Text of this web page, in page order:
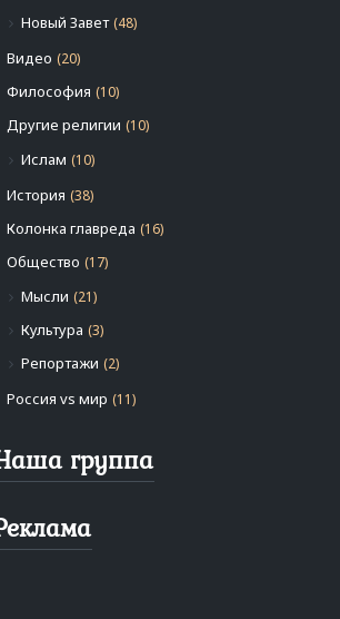
Новый Завет (48)
Видео (20)
Философия (10)
Другие религии (10)
Ислам (10)
История (38)
Колонка главреда (16)
Общество (17)
Мысли (21)
Культура (3)
Репортажи (2)
Россия vs мир (11)
группа